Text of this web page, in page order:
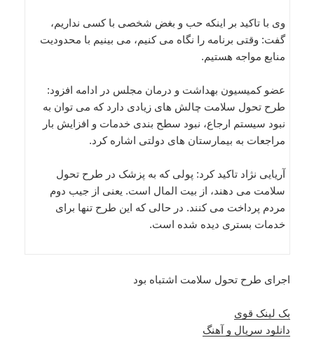
وی با تاکید بر اینکه حب و بغض شخصی با کسی نداریم،
گفت: وقتی برنامه را نگاه می کنیم، می بینیم با محدودیت
منابع مواجه هستیم.
عضو کمیسیون بهداشت و درمان مجلس در ادامه افزود:
طرح تحول سلامت چالش های زیادی دارد که می توان به
نبود سیستم ارجاع، نبود سطح بندی خدمات و افزایش بار
مراجعات به بیمارستان های دولتی اشاره کرد.
آریایی نژاد تاکید کرد: پولی که به پزشک در طرح تحول
سلامت می دهند، از بیت المال است. یعنی از جیب دوم
مردم پرداخت می کنند. در حالی که این طرح تنها برای
خدمات بستری دیده شده است.
اجرای طرح تحول سلامت اشتباه بود
بک لینک قوی
دانلود سریال و آهنگ